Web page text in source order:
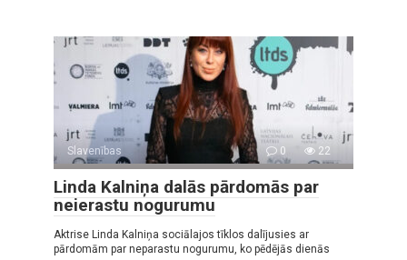
Slavenības 0 22
Linda Kalniņa dalās pārdomās par
neierastu nogurumu
Aktrise Linda Kalniņa sociālajos tīklos dalījusies ar
pārdomām par neparastu nogurumu, ko pēdējās dienās